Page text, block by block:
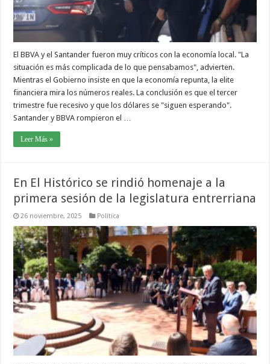
El BBVA y el Santander fueron muy críticos con la economía local. "La
situación es más complicada de lo que pensabamos", advierten.
Mientras el Gobierno insiste en que la economía repunta, la elite
financiera mira los números reales. La conclusión es que el tercer
trimestre fue recesivo y que los dólares se "siguen esperando".
Santander y BBVA rompieron el …
Leer Más »
En El Histórico se rindió homenaje a la
primera sesión de la legislatura entrerriana
26 noviembre, 2025 Política